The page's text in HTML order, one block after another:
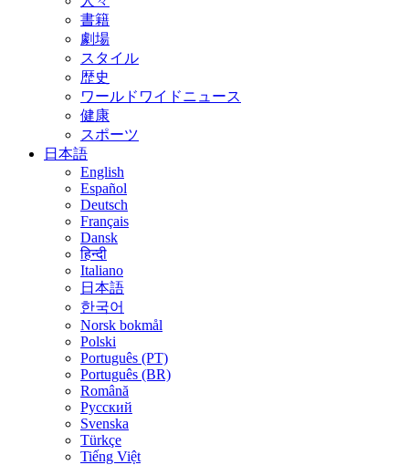
書籍
劇場
スタイル
歴史
ワールドワイドニュース
健康
スポーツ
日本語
English
Español
Deutsch
Français
Dansk
हिन्दी
Italiano
日本語
한국어
Norsk bokmål
Polski
Português (PT)
Português (BR)
Română
Русский
Svenska
Türkçe
Tiếng Việt